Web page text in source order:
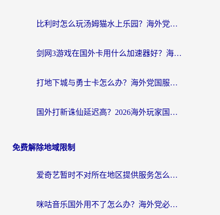
比利时怎么玩汤姆猫水上乐园？海外党国服游戏加速终极指南（附无畏契约食之契约解决办法）
剑网3游戏在国外卡用什么加速器好？海外党亲测有效的国服游戏加速指南
打地下城与勇士卡怎么办？海外党国服游戏加速终极指南（附北美欧洲实测）
国外打新诛仙延迟高？2026海外玩家国服游戏加速器终极指南（附天龙八部闪耀暖暖实测）
免费解除地域限制
爱奇艺暂时不对所在地区提供服务怎么办？海外党亲测有效的追剧解决方案
咪咕音乐国外用不了怎么办？海外党必备的国内内容访问全攻略